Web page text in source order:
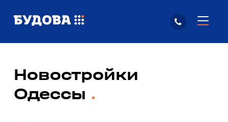
Новостройки
Одессы